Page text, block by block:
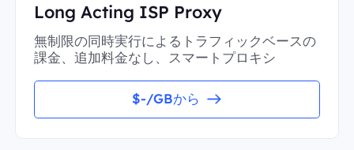
Long Acting ISP Proxy
無制限の同時実行によるトラフィックベースの
課金、追加料金なし、スマートプロキシ
$-/GBから